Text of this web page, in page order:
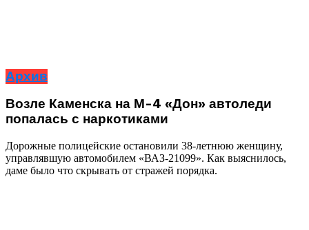
Архив
Возле Каменска на М-4 «Дон» автоледи
попалась с наркотиками
Дорожные полицейские остановили 38-летнюю женщину,
управлявшую автомобилем «ВАЗ-21099». Как выяснилось,
даме было что скрывать от стражей порядка.